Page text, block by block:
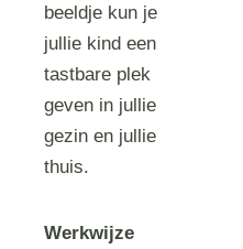
beeldje kun je
jullie kind een
tastbare plek
geven in jullie
gezin en jullie
thuis.
Werkwijze